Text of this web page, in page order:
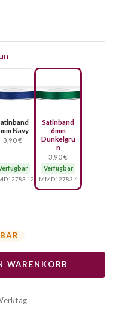
Navy
3,90 €
Satinband
6mm
Dunkelgrü
n
3,90 €
Verfügbar
MMD12783.4
WARENKORB